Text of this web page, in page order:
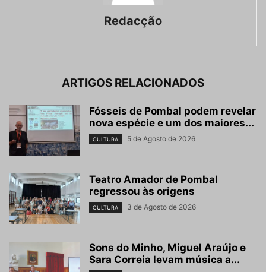
Redacção
ARTIGOS RELACIONADOS
Fósseis de Pombal podem revelar
nova espécie e um dos maiores...
CULTURA 5 de Agosto de 2026
Teatro Amador de Pombal
regressou às origens
CULTURA 3 de Agosto de 2026
Sons do Minho, Miguel Araújo e
Sara Correia levam música a...